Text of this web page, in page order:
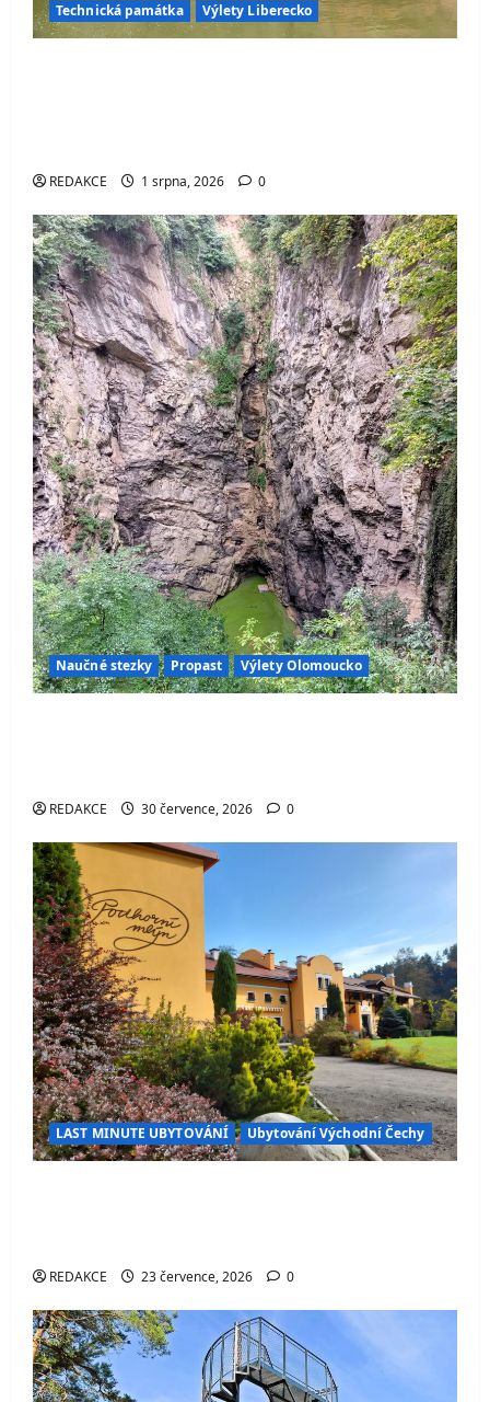
Technická památka Výlety Liberecko
REDAKCE 1 srpna, 2026 0
Naučné stezky Propast Výlety Olomoucko
REDAKCE 30 července, 2026 0
LAST MINUTE UBYTOVÁNÍ Ubytování Východní Čechy
REDAKCE 23 července, 2026 0